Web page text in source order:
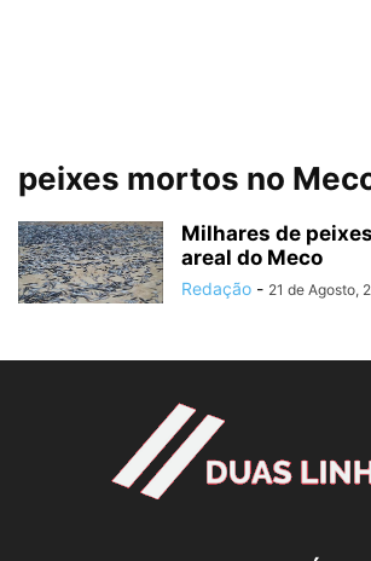
peixes mortos no
Milhares de
areal do Meco
Redação - 21 de Agosto,